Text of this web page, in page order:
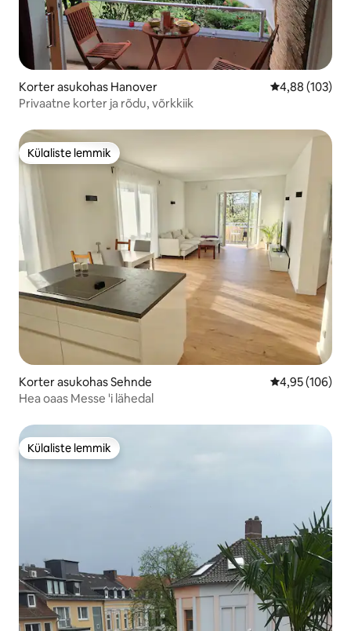
Korter asukohas Hanover Keskmine
4,88 (103)
Privaatne korter ja rõdu, võrkkiik
Külaliste lemmik
Külaliste lemmik
Korter asukohas Sehnde Keskmine
4,95 (106)
Hea oaas Messe 'i lähedal
Külaliste lemmik
Külaliste lemmik